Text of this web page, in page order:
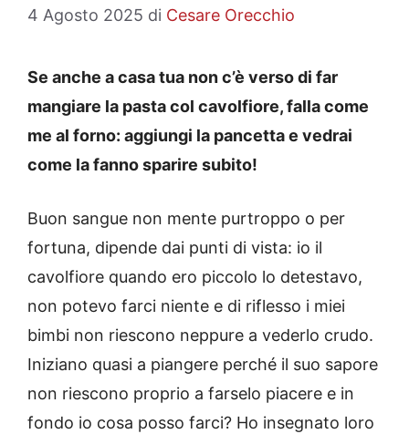
4 Agosto 2025 di Cesare Orecchio
Se anche a casa tua non c’è verso di far
mangiare la pasta col cavolfiore, falla come
me al forno: aggiungi la pancetta e vedrai
come la fanno sparire subito!
Buon sangue non mente purtroppo o per
fortuna, dipende dai punti di vista: io il
cavolfiore quando ero piccolo lo detestavo,
non potevo farci niente e di riflesso i miei
bimbi non riescono neppure a vederlo crudo.
Iniziano quasi a piangere perché il suo sapore
non riescono proprio a farselo piacere e in
fondo io cosa posso farci? Ho insegnato loro